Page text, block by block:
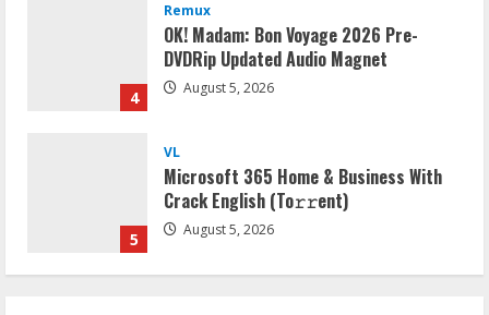
4
Remux
OK! Madam: Bon Voyage 2026 Pre-
DVDRip Updated Audio Magnet
August 5, 2026
5
VL
Microsoft 365 Home & Business With
Crack English (To𝚛𝚛еnt)
August 5, 2026